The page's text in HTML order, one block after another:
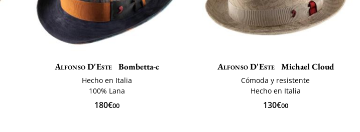
Alfonso D'Este Bombetta-c
Hecho en Italia
100% Lana
180€00
Alfonso D'Este Michael Cloud
Cómoda y resistente
Hecho en Italia
130€00